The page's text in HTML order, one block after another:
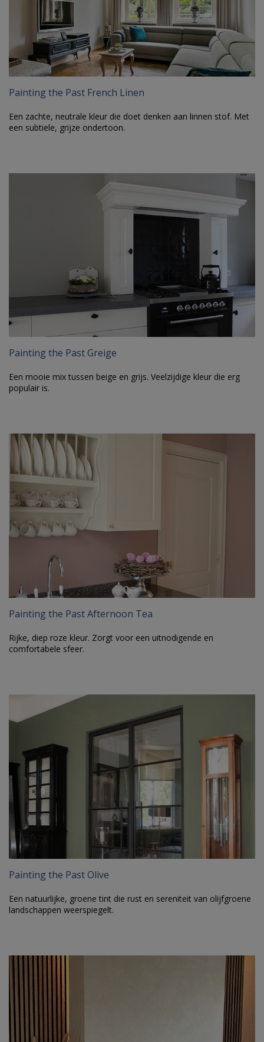
Painting the Past French Linen
Een zachte, neutrale kleur die doet denken aan linnen stof. Met
een subtiele, grijze ondertoon.
Painting the Past Greige
Een mooie mix tussen beige en grijs. Veelzijdige kleur die erg
populair is.
Painting the Past Afternoon Tea
Rijke, diep roze kleur. Zorgt voor een uitnodigende en
comfortabele sfeer.
Painting the Past Olive
Een natuurlijke, groene tint die rust en sereniteit van olijfgroene
landschappen weerspiegelt.